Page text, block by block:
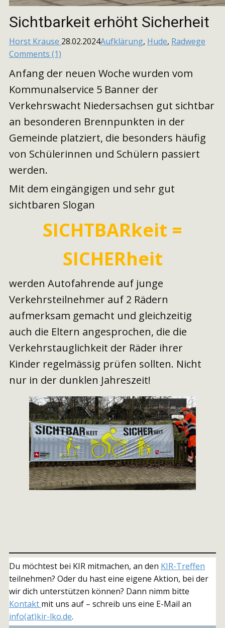
Sichtbarkeit erhöht Sicherheit
Horst Krause 28.02.2024Aufklärung, Hude, Radwege
Comments (1)
Anfang der neuen Woche wurden vom
Kommunalservice 5 Banner der
Verkehrswacht Niedersachsen gut sichtbar
an besonderen Brennpunkten in der
Gemeinde platziert, die besonders häufig
von Schülerinnen und Schülern passiert
werden.
Mit dem eingängigen und sehr gut
sichtbaren Slogan
SICHTBARkeit =
SICHERheit
werden Autofahrende auf junge
Verkehrsteilnehmer auf 2 Rädern
aufmerksam gemacht und gleichzeitig
auch die Eltern angesprochen, die die
Verkehrstauglichkeit der Räder ihrer
Kinder regelmässig prüfen sollten. Nicht
nur in der dunklen Jahreszeit!
Du möchtest bei KIR mitmachen, an den KIR-Treffen
teilnehmen? Oder du hast eine eigene Aktion, bei der
wir dich unterstützen können? Dann nimm bitte
Kontakt mit uns auf – schreib uns eine E-Mail an
info(at)kir-lko.de.